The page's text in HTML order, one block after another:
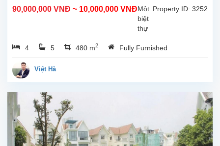
90,000,000 VNĐ ~ 10,000,000 VNĐ Property ID: 3252
Một
biệt
thự
đẹp
tại
Tổng
diện
4 5 480 m2 Fully Furnished
Việt Hà